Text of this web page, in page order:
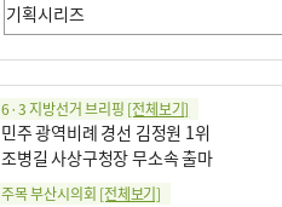
6·3 지방선거 브리핑 [전체보기]
민주 광역비례 경선 김정원 1위
조병길 사상구청장 무소속 출마
주목 부산시의회 [전체보기]